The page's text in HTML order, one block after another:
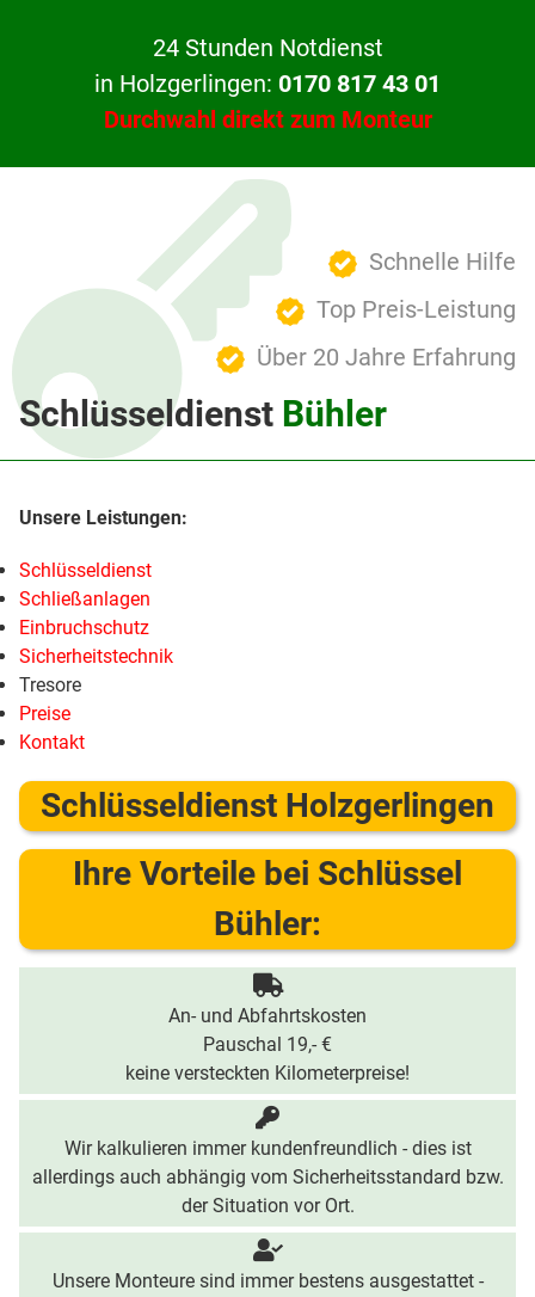
24 Stunden Notdienst
in Holzgerlingen: 0170 817 43 01
Durchwahl direkt zum Monteur
Schnelle Hilfe
Top Preis-Leistung
Über 20 Jahre Erfahrung
Schlüsseldienst Bühler
Schlüsseldienst
Schließanlagen
Einbruchschutz
Sicherheitstechnik
Tresore
Preise
Kontakt
Schlüsseldienst Holzgerlingen
Ihre Vorteile bei Schlüssel
Bühler:
An- und Abfahrtskosten
Pauschal 19,- €
keine versteckten Kilometerpreise!
Wir kalkulieren immer kundenfreundlich - dies ist
allerdings auch abhängig vom Sicherheitsstandard bzw.
der Situation vor Ort.
Unsere Monteure sind immer bestens ausgestattet -